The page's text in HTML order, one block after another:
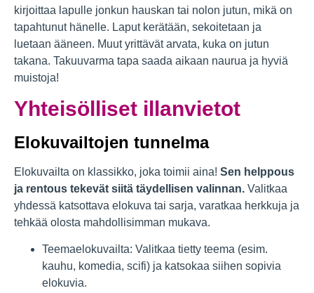
kirjoittaa lapulle jonkun hauskan tai nolon jutun, mikä on
tapahtunut hänelle. Laput kerätään, sekoitetaan ja
luetaan ääneen. Muut yrittävät arvata, kuka on jutun
takana. Takuuvarma tapa saada aikaan naurua ja hyviä
muistoja!
Yhteisölliset illanvietot
Elokuvailtojen tunnelma
Elokuvailta on klassikko, joka toimii aina! Sen helppous
ja rentous tekevät siitä täydellisen valinnan. Valitkaa
yhdessä katsottava elokuva tai sarja, varatkaa herkkuja ja
tehkää olosta mahdollisimman mukava.
Teemaelokuvailta: Valitkaa tietty teema (esim.
kauhu, komedia, scifi) ja katsokaa siihen sopivia
elokuvia.